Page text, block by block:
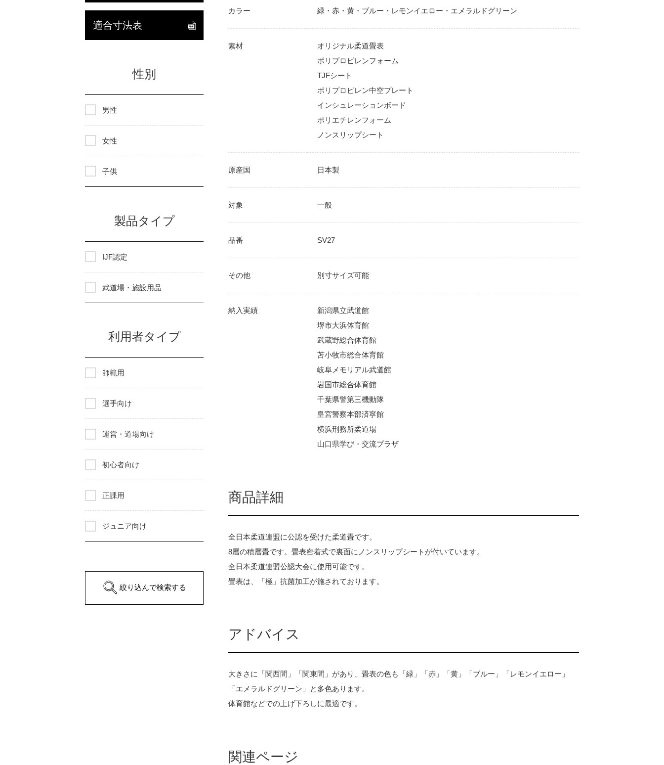
カラー 緑・赤・黄・ブルー・レモンイエロー・エメラルドグリーン
素材
オリジナル柔道畳表
ポリプロピレンフォーム
TJFシート
ポリプロピレン中空プレート
インシュレーションボード
ポリエチレンフォーム
ノンスリップシート
原産国 日本製
対象 一般
品番 SV27
その他 別寸サイズ可能
納入実績
新潟県立武道館
堺市大浜体育館
武蔵野総合体育館
苫小牧市総合体育館
岐阜メモリアル武道館
岩国市総合体育館
千葉県警第三機動隊
皇宮警察本部済寧館
横浜刑務所柔道場
山口県学び・交流プラザ
商品詳細
全日本柔道連盟に公認を受けた柔道畳です。
8層の積層畳です。畳表密着式で裏面にノンスリップシートが付いています。
全日本柔道連盟公認大会に使用可能です。
畳表は、「極」抗菌加工が施されております。
アドバイス
大きさに「関西間」「関東間」があり、畳表の色も「緑」「赤」「黄」「ブルー」「レモンイエロー」
「エメラルドグリーン」と多色あります。
体育館などでの上げ下ろしに最適です。
関連ページ
適合寸法表
性別
男性
女性
子供
製品タイプ
IJF認定
武道場・施設用品
利用者タイプ
師範用
選手向け
運営・道場向け
初心者向け
正課用
ジュニア向け
絞り込んで検索する